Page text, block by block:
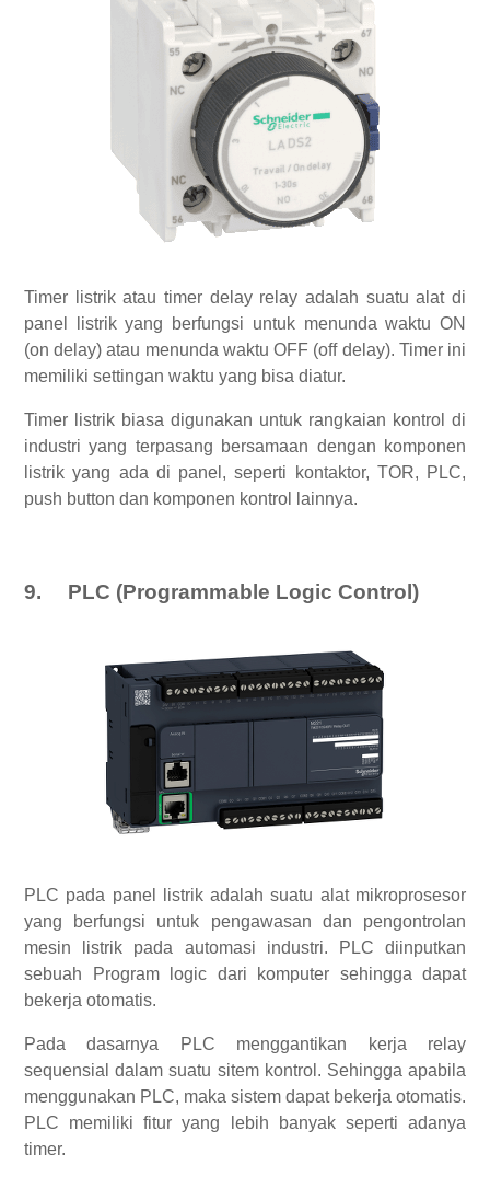
Timer listrik atau timer delay relay adalah suatu alat di
panel listrik yang berfungsi untuk menunda waktu ON
(on delay) atau menunda waktu OFF (off delay). Timer ini
memiliki settingan waktu yang bisa diatur.
Timer listrik biasa digunakan untuk rangkaian kontrol di
industri yang terpasang bersamaan dengan komponen
listrik yang ada di panel, seperti kontaktor, TOR, PLC,
push button dan komponen kontrol lainnya.
9. PLC (Programmable Logic Control)
PLC pada panel listrik adalah suatu alat mikroprosesor
yang berfungsi untuk pengawasan dan pengontrolan
mesin listrik pada automasi industri. PLC diinputkan
sebuah Program logic dari komputer sehingga dapat
bekerja otomatis.
Pada dasarnya PLC menggantikan kerja relay
sequensial dalam suatu sitem kontrol. Sehingga apabila
menggunakan PLC, maka sistem dapat bekerja otomatis.
PLC memiliki fitur yang lebih banyak seperti adanya
timer.